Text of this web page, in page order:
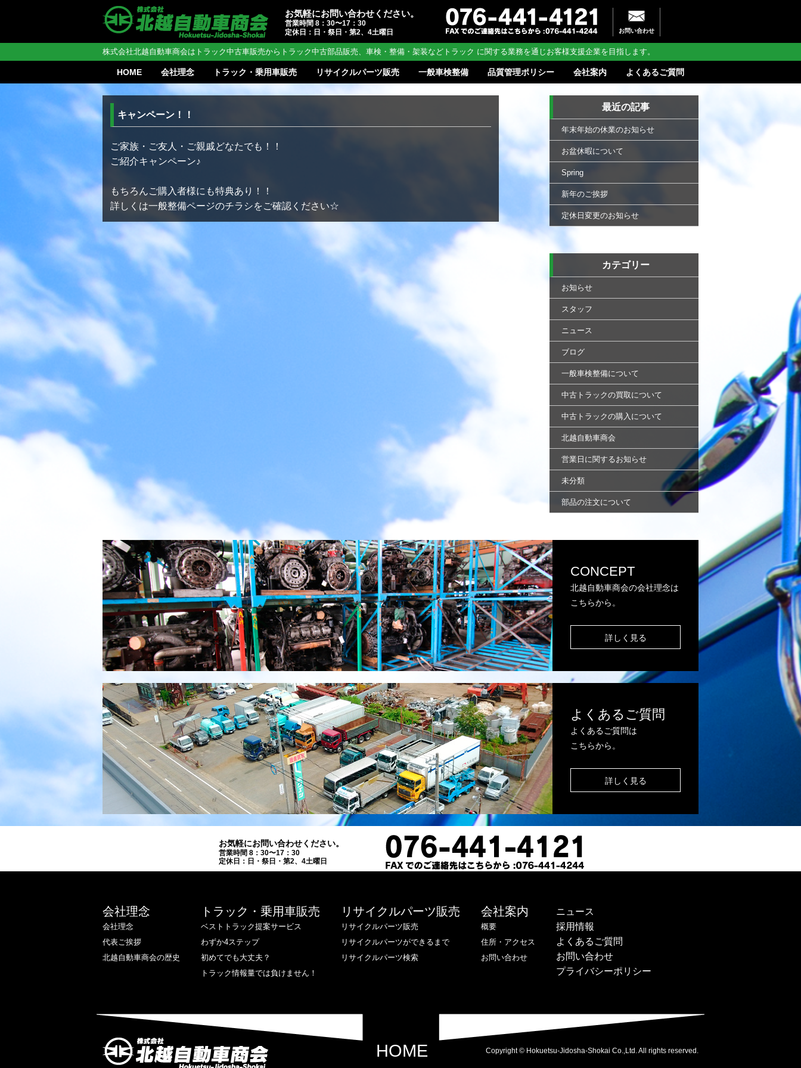
お気軽にお問い合わせください。
営業時間 8：30〜17：30
定休日：日・祭日・第2、4土曜日
お問い合わせ
株式会社北越自動車商会はトラック中古車販売からトラック中古部品販売、車検・整備・架装などトラック に関する業務を通じお客様支援企業を目指します。
HOME 会社理念 トラック・乗用車販売 リサイクルパーツ販売 一般車検整備 品質管理ポリシー 会社案内 よくあるご質問
最近の記事
年末年始の休業のお知らせ
お盆休暇について
Spring
新年のご挨拶
定休日変更のお知らせ
カテゴリー
お知らせ
スタッフ
ニュース
ブログ
一般車検整備について
中古トラックの買取について
中古トラックの購入について
北越自動車商会
営業日に関するお知らせ
未分類
部品の注文について
キャンペーン！！
ご家族・ご友人・ご親戚どなたでも！！
ご紹介キャンペーン♪
もちろんご購入者様にも特典あり！！
詳しくは一般整備ページのチラシをご確認ください☆
CONCEPT
北越自動車商会の会社理念は
こちらから。
詳しく見る
よくあるご質問
よくあるご質問は
こちらから。
詳しく見る
お気軽にお問い合わせください。
営業時間 8：30〜17：30
定休日：日・祭日・第2、4土曜日
会社理念
会社理念
代表ご挨拶
北越自動車商会の歴史
トラック・乗用車販売
ベストトラック提案サービス
わずか4ステップ
初めてでも大丈夫？
トラック情報量では負けません！
リサイクルパーツ販売
リサイクルパーツ販売
リサイクルパーツができるまで
リサイクルパーツ検索
会社案内
概要
住所・アクセス
お問い合わせ
ニュース
採用情報
よくあるご質問
お問い合わせ
プライバシーポリシー
HOME Copyright © Hokuetsu-Jidosha-Shokai Co.,Ltd. All rights reserved.